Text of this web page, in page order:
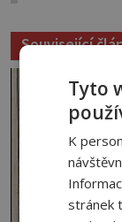
Související
Tyto
K
stránek